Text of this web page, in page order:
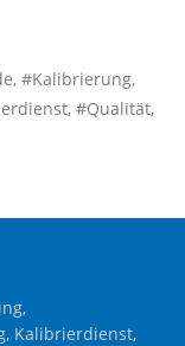
#Kalibrierung,
#Qualität,
Kalibrierdienst,